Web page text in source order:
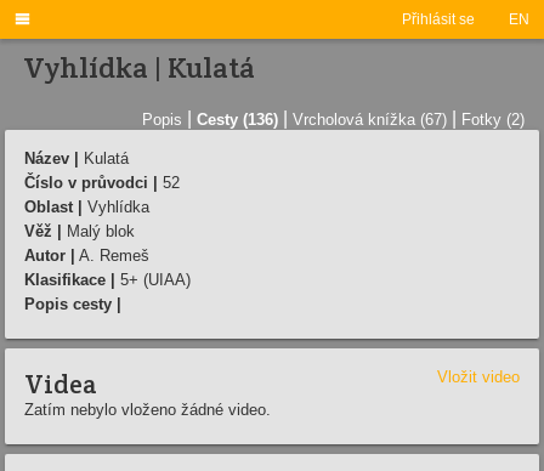
Přihlásit se EN

Vyhlídka | Kulatá
Popis Cesty (136) Vrcholová knížka (67) Fotky (2)
Název |
Kulatá
Číslo v průvodci |
52
Oblast |
Vyhlídka
Věž |
Malý blok
Autor |
A. Remeš
Klasifikace |
5+ (UIAA)
Popis cesty |
Videa
Vložit video
Zatím nebylo vloženo žádné video.